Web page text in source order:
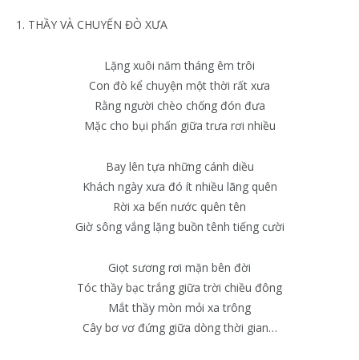
1. THẦY VÀ CHUYẾN ĐÒ XƯA
Lặng xuôi năm tháng êm trôi
Con đò kể chuyện một thời rất xưa
Rằng người chèo chống đón đưa
Mặc cho bụi phấn giữa trưa rơi nhiều
Bay lên tựa những cánh diều
Khách ngày xưa đó ít nhiều lãng quên
Rời xa bến nước quên tên
Giờ sông vắng lặng buồn tênh tiếng cười
Giọt sương rơi mặn bên đời
Tóc thầy bạc trắng giữa trời chiều đông
Mắt thầy mòn mỏi xa trông
Cây bơ vơ đứng giữa dòng thời gian…